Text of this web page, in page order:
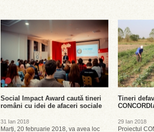
Social Impact Award caută tineri
români cu idei de afaceri sociale
31 Ian 2018
Marți, 20 februarie 2018, va avea loc
Tineri
29 Ian 2018
Proiectul